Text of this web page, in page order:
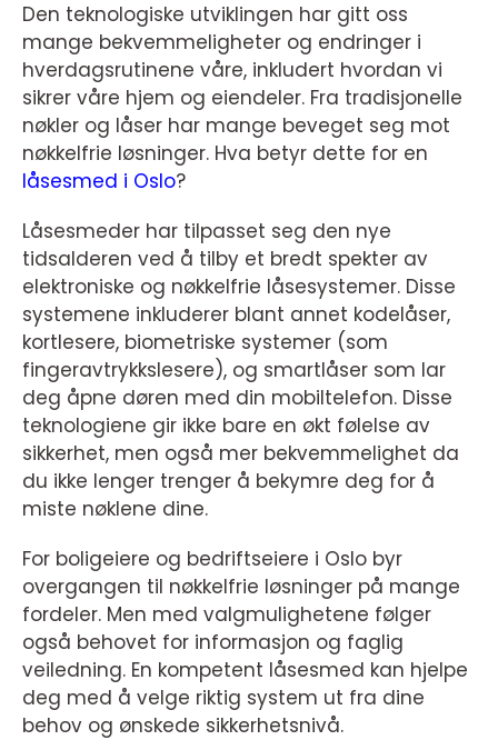
Den teknologiske utviklingen har gitt oss
mange bekvemmeligheter og endringer i
hverdagsrutinene våre, inkludert hvordan vi
sikrer våre hjem og eiendeler. Fra tradisjonelle
nøkler og låser har mange beveget seg mot
nøkkelfrie løsninger. Hva betyr dette for en
låsesmed i Oslo?
Låsesmeder har tilpasset seg den nye
tidsalderen ved å tilby et bredt spekter av
elektroniske og nøkkelfrie låsesystemer. Disse
systemene inkluderer blant annet kodelåser,
kortlesere, biometriske systemer (som
fingeravtrykkslesere), og smartlåser som lar
deg åpne døren med din mobiltelefon. Disse
teknologiene gir ikke bare en økt følelse av
sikkerhet, men også mer bekvemmelighet da
du ikke lenger trenger å bekymre deg for å
miste nøklene dine.
For boligeiere og bedriftseiere i Oslo byr
overgangen til nøkkelfrie løsninger på mange
fordeler. Men med valgmulighetene følger
også behovet for informasjon og faglig
veiledning. En kompetent låsesmed kan hjelpe
deg med å velge riktig system ut fra dine
behov og ønskede sikkerhetsnivå.